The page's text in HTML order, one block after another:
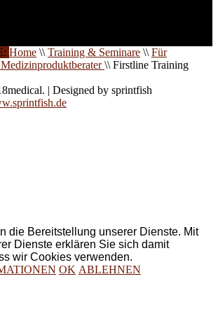
Home \\ Training & Seminare \\ Für
\\ Firstline Training
| Designed by sprintfish
die Bereitstellung unserer Dienste. Mit
Dienste erklären Sie sich damit
wir Cookies verwenden.
OK ABLEHNEN